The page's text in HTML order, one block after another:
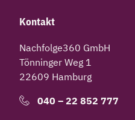
Kontakt
Nachfolge360 GmbH
Tönninger Weg 1
22609 Hamburg
040 – 22 852 777